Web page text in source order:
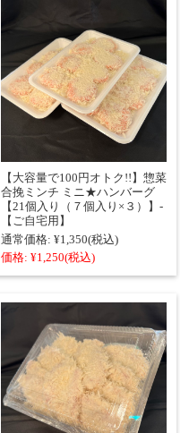
【大容量で100円オトク!!】惣菜
合挽ミンチ ミニ★ハンバーグ
【21個入り（７個入り×３）】‐
【ご自宅用】
通常価格: ¥1,350(税込)
価格: ¥1,250(税込)